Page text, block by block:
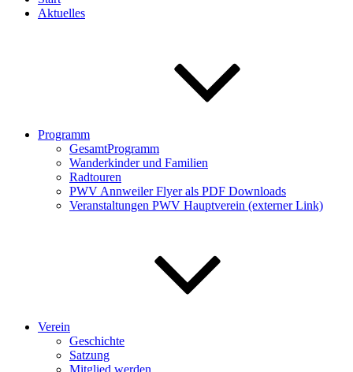
Aktuelles
Programm
GesamtProgramm
Wanderkinder und Familien
Radtouren
PWV Annweiler Flyer als PDF Downloads
Veranstaltungen PWV Hauptverein (externer Link)
Verein
Geschichte
Satzung
Mitglied werden